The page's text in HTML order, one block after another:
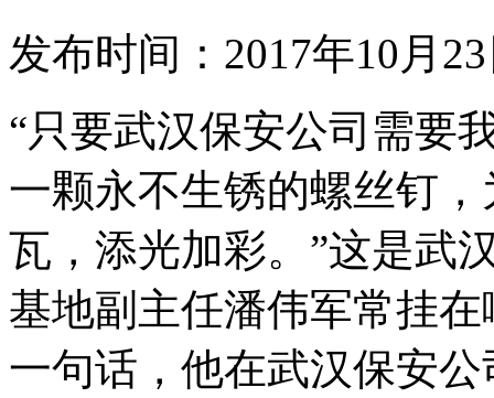
发布时间：2017年10月
“只要武汉保安公司需要
一颗永不生锈的螺丝钉
瓦，添光加彩。”这是武
基地副主任潘伟军常挂
一句话，他在武汉保安